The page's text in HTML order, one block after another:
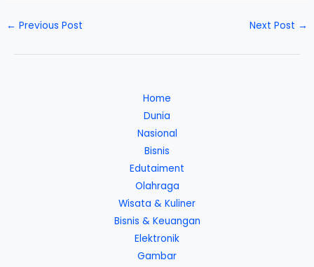
← Previous Post Next Post →
Home
Dunia
Nasional
Bisnis
Edutaiment
Olahraga
Wisata & Kuliner
Bisnis & Keuangan
Elektronik
Gambar